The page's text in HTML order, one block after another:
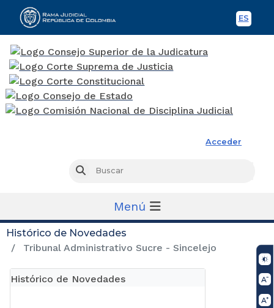
ES
Acceder
Buscar
Menú
Histórico de Novedades
Tribunal Administrativo Sucre - Sincelejo
Histórico de Novedades